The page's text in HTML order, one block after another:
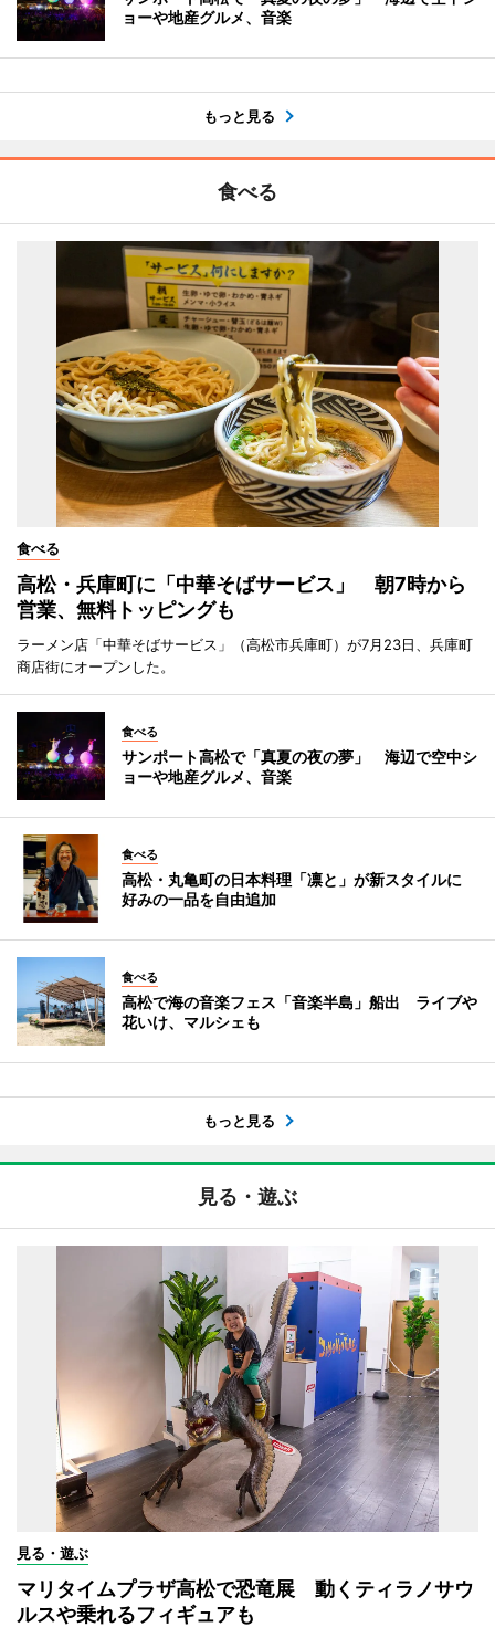
ョーや地産グルメ、音楽
もっと見る
食べる
食べる
高松・兵庫町に「中華そばサービス」 朝7時から
営業、無料トッピングも
ラーメン店「中華そばサービス」（高松市兵庫町）が7月23日、兵庫町
商店街にオープンした。
食べる
サンポート高松で「真夏の夜の夢」 海辺で空中シ
ョーや地産グルメ、音楽
食べる
高松・丸亀町の日本料理「凛と」が新スタイルに
好みの一品を自由追加
食べる
高松で海の音楽フェス「音楽半島」船出 ライブや
花いけ、マルシェも
もっと見る
見る・遊ぶ
見る・遊ぶ
マリタイムプラザ高松で恐竜展 動くティラノサウ
ルスや乗れるフィギュアも